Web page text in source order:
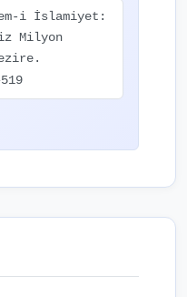
i İslamiyet:
Milyon